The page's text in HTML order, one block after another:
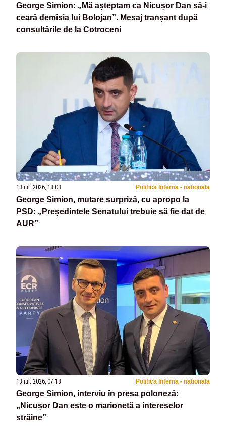
George Simion: „Mă așteptam ca Nicușor Dan să-i
ceară demisia lui Bolojan”. Mesaj tranșant după
consultările de la Cotroceni
13 iul. 2026, 18:03 Politica Interna - nationala
George Simion, mutare surpriză, cu apropo la
PSD: „Președintele Senatului trebuie să fie dat de
AUR”
13 iul. 2026, 07:18 Politica Interna - nationala
George Simion, interviu în presa poloneză:
„Nicușor Dan este o marionetă a intereselor
străine”